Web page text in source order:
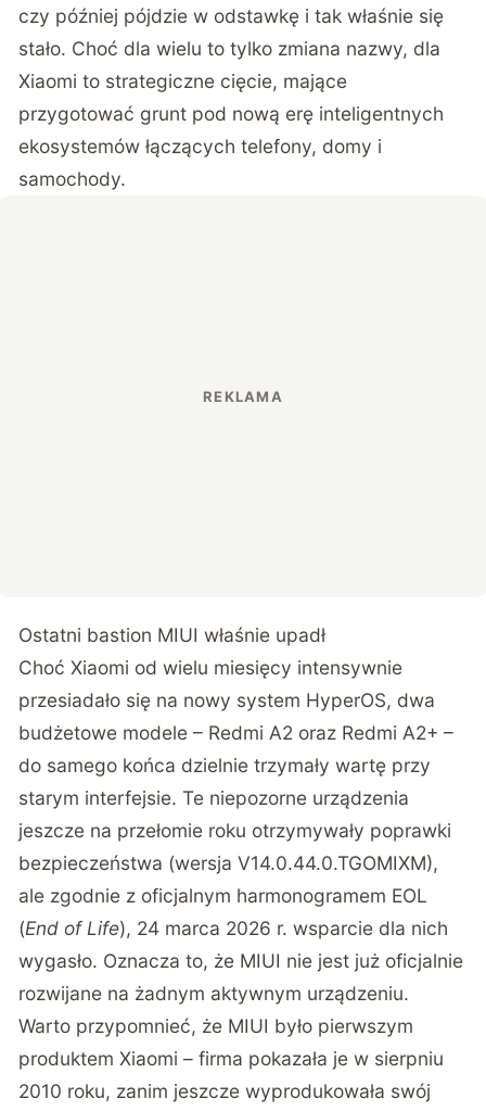
czy później pójdzie w odstawkę i tak właśnie się
stało. Choć dla wielu to tylko zmiana nazwy, dla
Xiaomi to strategiczne cięcie, mające
przygotować grunt pod nową erę inteligentnych
ekosystemów łączących telefony, domy i
samochody.
Ostatni bastion MIUI właśnie upadł
Choć Xiaomi od wielu miesięcy intensywnie
przesiadało się na nowy system HyperOS, dwa
budżetowe modele – Redmi A2 oraz Redmi A2+ –
do samego końca dzielnie trzymały wartę przy
starym interfejsie. Te niepozorne urządzenia
jeszcze na przełomie roku otrzymywały poprawki
bezpieczeństwa (wersja V14.0.44.0.TGOMIXM),
ale zgodnie z oficjalnym harmonogramem EOL
(End of Life), 24 marca 2026 r. wsparcie dla nich
wygasło. Oznacza to, że MIUI nie jest już oficjalnie
rozwijane na żadnym aktywnym urządzeniu.
Warto przypomnieć, że MIUI było pierwszym
produktem Xiaomi – firma pokazała je w sierpniu
2010 roku, zanim jeszcze wyprodukowała swój